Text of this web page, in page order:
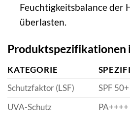
Feuchtigkeitsbalance der
überlasten.
Produktspezifikationen
KATEGORIE
Schutzfaktor (LSF)
SPF 50+
UVA-Schutz
PA++++